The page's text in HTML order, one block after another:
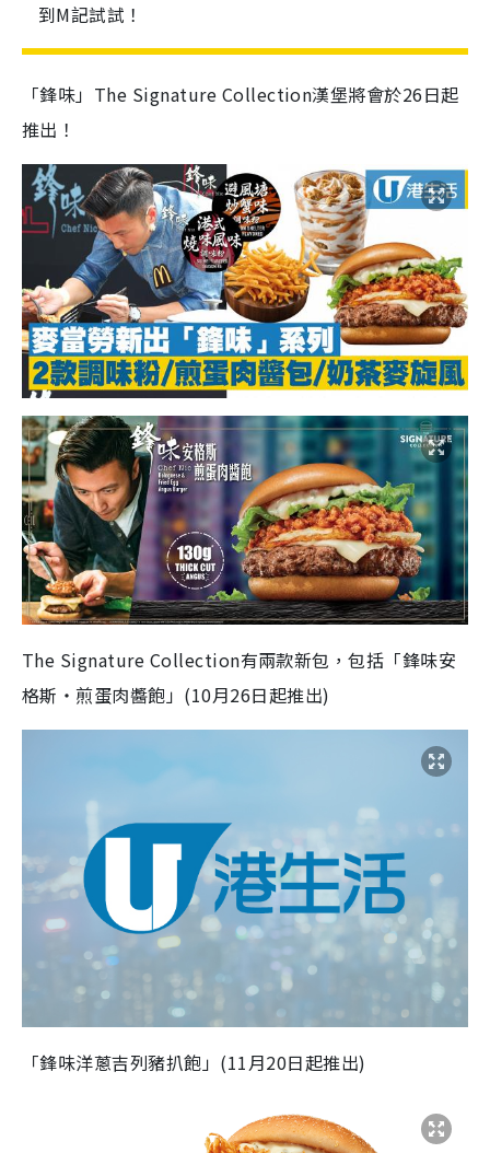
到M記試試！
「鋒味」The Signature Collection漢堡將會於26日起
推出！
The Signature Collection有兩款新包，包括「鋒味安
格斯・煎蛋肉醬飽」(10月26日起推出)
「鋒味洋蔥吉列豬扒飽」(11月20日起推出)